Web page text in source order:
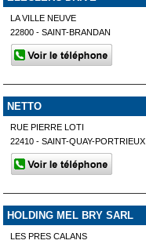
LA VILLE NEUVE
22800 - SAINT-BRANDAN
NETTO
RUE PIERRE LOTI
22410 - SAINT-QUAY-PORTRIEUX
HOLDING MEL BRY SARL
LES PRES CALANS